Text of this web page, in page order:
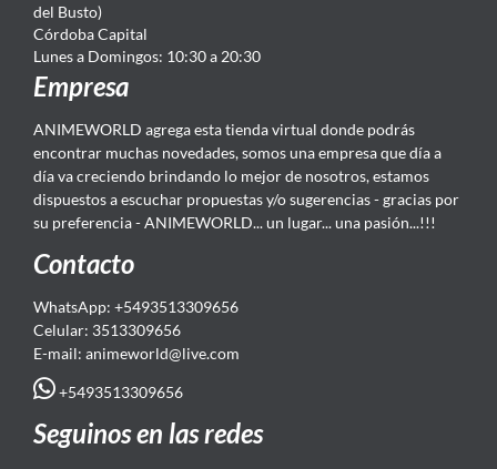
del Busto)
Córdoba Capital
Lunes a Domingos: 10:30 a 20:30
Empresa
ANIMEWORLD agrega esta tienda virtual donde podrás
encontrar muchas novedades, somos una empresa que día a
día va creciendo brindando lo mejor de nosotros, estamos
dispuestos a escuchar propuestas y/o sugerencias - gracias por
su preferencia - ANIMEWORLD... un lugar... una pasión...!!!
Contacto
WhatsApp: +5493513309656
Celular: 3513309656
E-mail: animeworld@live.com
+5493513309656
Seguinos en las redes